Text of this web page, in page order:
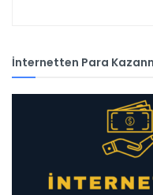
İnternetten Para